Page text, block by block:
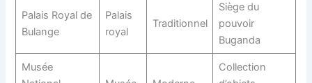
Palais Royal de
Bulange
Palais
royal
Traditionnel
Siège du
pouvoir
Buganda
Musée
Collection